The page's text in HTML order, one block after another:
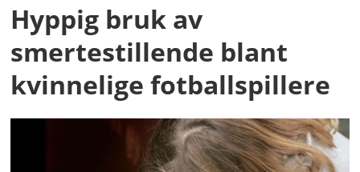
Hyppig bruk av
smertestillende blant
kvinnelige fotballspillere